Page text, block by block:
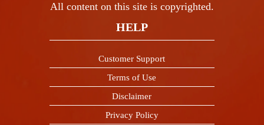
All content on this site is copyrighted.
HELP
Customer Support
Terms of Use
Disclaimer
Privacy Policy